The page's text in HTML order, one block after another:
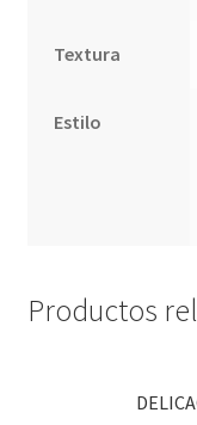
Textura
Estilo
Productos